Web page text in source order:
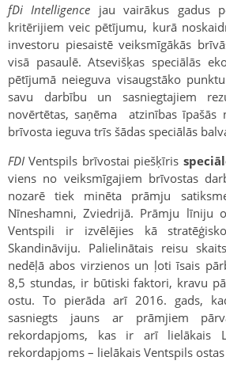
fDi Intelligence jau vairākus gadus
kritērijiem veic pētījumu, kurā
investoru piesaistē veiksmīgākās
visā pasaulē. Atsevišķas speciālās
pētījumā neieguva visaugstāko
savu darbību un sasniegtajiem
novērtētas, saņēma atzinības īpašās
brīvosta ieguva trīs šādas speciālās
FDI Ventspils brīvostai piešķīris
viens no veiksmīgajiem brīvostas
nozarē tiek minēta prāmju
Nīneshamni, Zviedrijā. Prāmju līniju
Ventspili ir izvēlējies kā
Skandināviju. Palielinātais reisu
nedēļā abos virzienos un ļoti īsais
8,5 stundas, ir būtiski faktori, kravu
ostu. To pierāda arī 2016. gads,
sasniegts jauns ar prāmjiem
rekordapjoms, kas ir arī lielākais
rekordapjoms – lielākais Ventspils